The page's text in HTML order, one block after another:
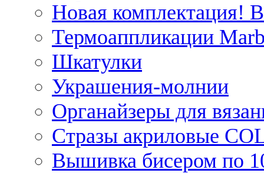
Новая комплектация!
Термоаппликации
Шкатулки
Украшения-молнии
Органайзеры для
Стразы акриловые
Вышивка бисером по